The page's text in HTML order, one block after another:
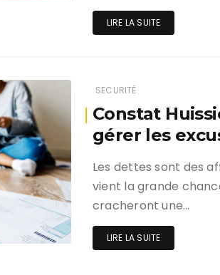
LIRE LA SUITE
SECURITÉ
Constat
gérer les
Les dettes sont des
vient la grande
cracheront une…
LIRE LA SUITE